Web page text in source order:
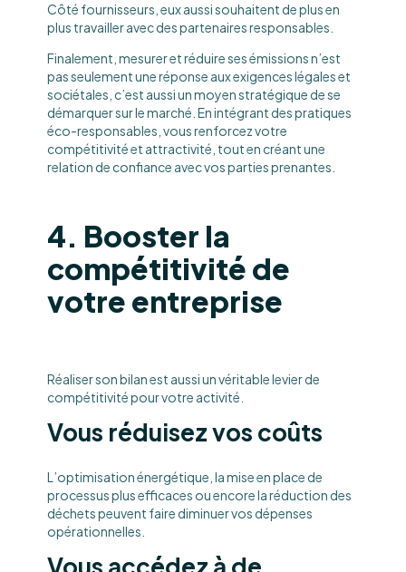
Côté fournisseurs, eux aussi souhaitent de plus en
plus travailler avec des partenaires responsables.
Finalement, mesurer et réduire ses émissions n’est
pas seulement une réponse aux exigences légales et
sociétales, c’est aussi un moyen stratégique de se
démarquer sur le marché. En intégrant des pratiques
éco-responsables, vous renforcez votre
compétitivité et attractivité, tout en créant une
relation de confiance avec vos parties prenantes.
4. Booster la
compétitivité de
votre entreprise
Réaliser son bilan est aussi un véritable levier de
compétitivité pour votre activité.
Vous réduisez vos coûts
L’optimisation énergétique, la mise en place de
processus plus efficaces ou encore la réduction des
déchets peuvent faire diminuer vos dépenses
opérationnelles.